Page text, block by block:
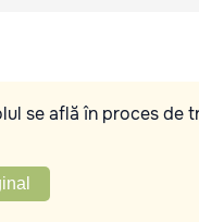
se află în proces de